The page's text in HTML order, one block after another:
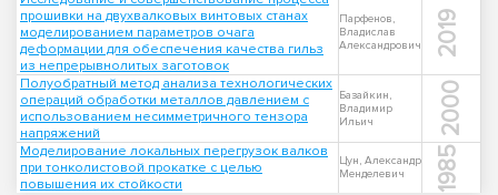
прошивки на двухвалковых винтовых станах
моделированием параметров очага
деформации для обеспечения качества гильз
из непрерывнолитых заготовок
Парфенов,
Владислав
Александрович
2019
Полуобратный метод анализа технологических
операций обработки металлов давлением с
использованием несимметричного тензора
напряжений
Базайкин,
Владимир
Ильич
2000
Моделирование локальных перегрузок валков
при тонколистовой прокатке с целью
повышения их стойкости
Цун, Александр
Менделевич
1985